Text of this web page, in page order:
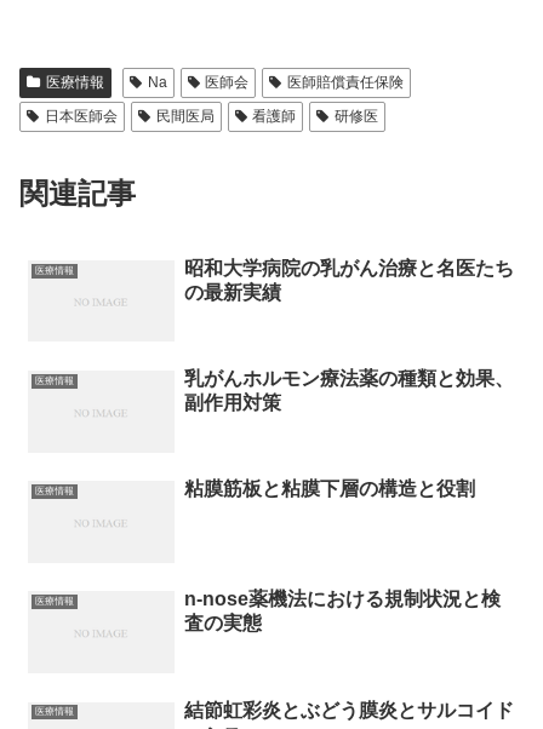
医療情報 Na 医師会
医師賠償責任保険
日本医師会
民間医局 看護師 研修医
関連記事
医療情報
昭和大学病院の乳がん治療と名医たち
の最新実績
医療情報
乳がんホルモン療法薬の種類と効果、
副作用対策
医療情報 粘膜筋板と粘膜下層の構造と役割
医療情報
n-nose薬機法における規制状況と検
査の実態
医療情報
結節虹彩炎とぶどう膜炎とサルコイド